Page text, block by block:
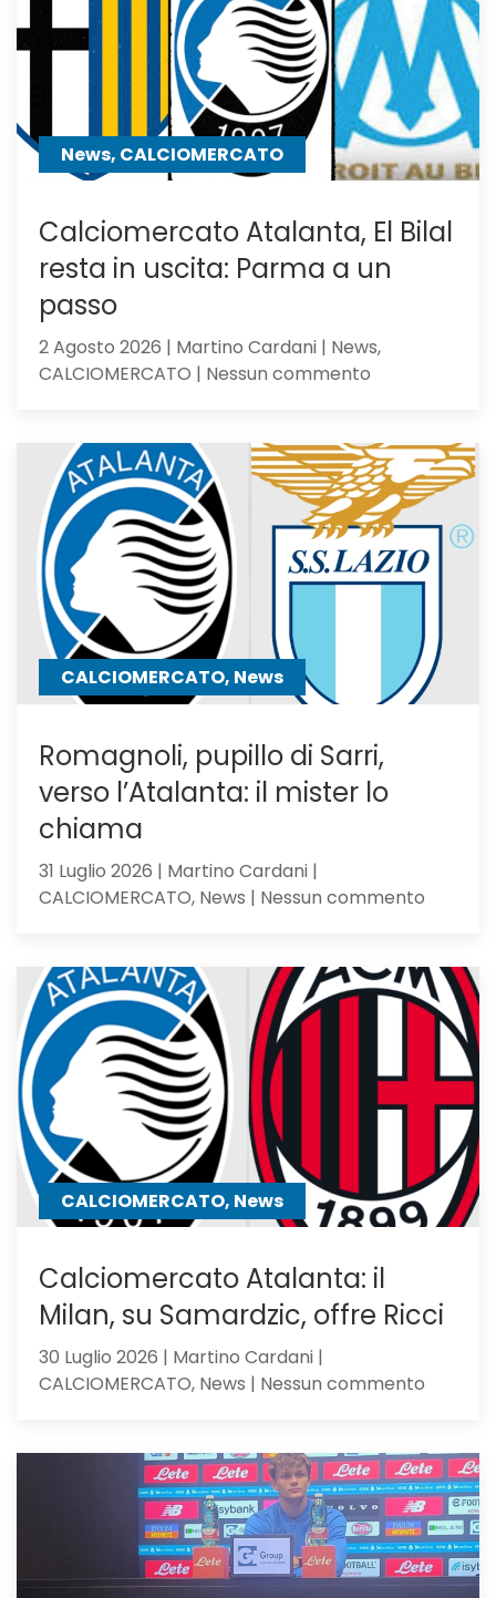
centrocampo
News, CALCIOMERCATO
Calciomercato Atalanta, El Bilal
resta in uscita: Parma a un
passo
2 Agosto 2026 | Martino Cardani | News,
CALCIOMERCATO | Nessun commento
El
Bilal
resta
in
uscita:
Parma
passo
CALCIOMERCATO, News
Romagnoli, pupillo di Sarri,
verso l’Atalanta: il mister lo
chiama
31 Luglio 2026 | Martino Cardani |
CALCIOMERCATO, News | Nessun commento
di
Sarri,
verso
mister
chiama
CALCIOMERCATO, News
Calciomercato Atalanta: il
Milan, su Samardzic, offre Ricci
30 Luglio 2026 | Martino Cardani |
CALCIOMERCATO, News | Nessun commento
il
Milan,
su
offre